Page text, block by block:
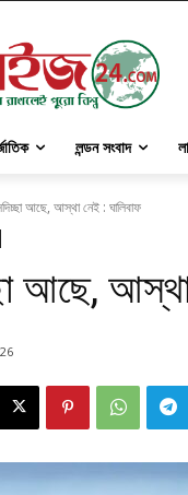
লন্ডন সংবাদ
আছে, আস্থা নেই : ঘালিবাফ
আছে,